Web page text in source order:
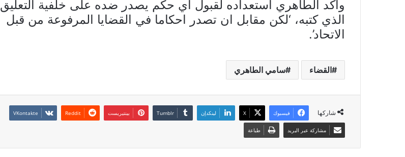
واكد الطاهري استعداده لقبول أي حكم يصدر ضده على خلفية التعليق
الذي كتبه، ‘لكن مقابل ان تصدر احكاما في القضايا المرفوعة من قبل
الاتحاد’.
القضاء سامي الطاهري
شاركها فيسبوك X لينكدإن بينتيريست
مشاركة عبر البريد طباعة